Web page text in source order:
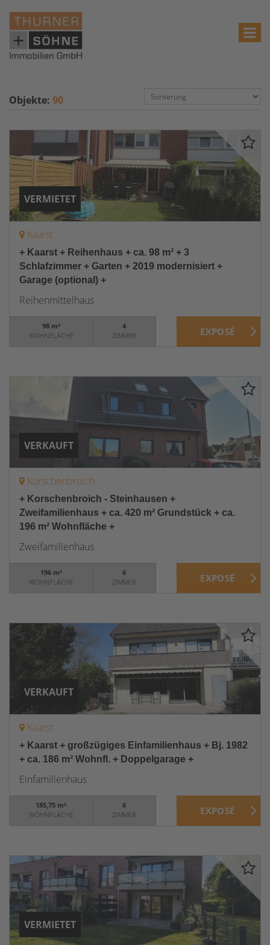
Objekte: 90
VERMIETET
Kaarst
+ Kaarst + Reihenhaus + ca. 98 m² + 3
Schlafzimmer + Garten + 2019 modernisiert +
Garage (optional) +
Reihenmittelhaus
98 m²
WOHNFLÄCHE
4
ZIMMER
VERKAUFT
Korschenbroich
+ Korschenbroich - Steinhausen +
Zweifamilienhaus + ca. 420 m² Grundstück + ca.
196 m² Wohnfläche +
Zweifamilienhaus
196 m²
WOHNFLÄCHE
6
ZIMMER
VERKAUFT
Kaarst
+ Kaarst + großzügiges Einfamilienhaus + Bj. 1982
+ ca. 186 m² Wohnfl. + Doppelgarage +
Einfamilienhaus
185,75 m²
WOHNFLÄCHE
6
ZIMMER
VERMIETET